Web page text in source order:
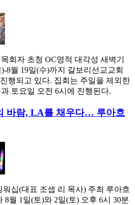
회자 초청 OC영적 대각성 새벽기
8월 19일(수)까지 갈보리선교교회
행되고 있다. 집회는 주일을 제외한
토요일 오전 6시에 진행된다.
바람, LA를 채우다… 루아흐
십(대표 조셉 리 목사) 주최 루아흐
8월 1일(토)와 2일(토) 오후 6시 30분